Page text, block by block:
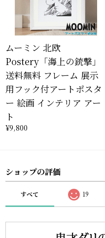
ムーミン 北欧
Postery「海上の銃撃」
送料無料 フレーム 展示
用フック付アートポスタ
ー 絵画 インテリア アー
ト
¥9,800
ショップの評価
すべて 19